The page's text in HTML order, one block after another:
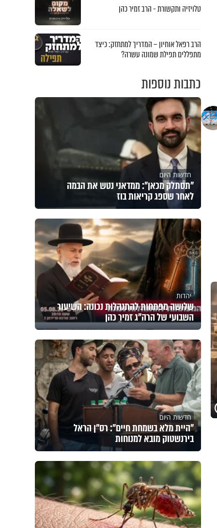
טלויזיה ותקשורת - הרב זמיר כהן
הרב רפאל אוחיון – המדריך למתחזק: כיצד
מתפללים תפילת שמונה עשרה?
כתבות נוספות
חדשות היום
"תסתלק מכאן": ממדאני נטש את הבמה
לאחר שספג קריאות בוז
יהדות
שלושה מפתחות להתנהלות נכונה: השיעור
השבועי של הרה"ג זמיר כהן
חדשות היום
"היית מלא בשמחת חיים": רס"ן הראל
בירנשטוק מובא למנוחות